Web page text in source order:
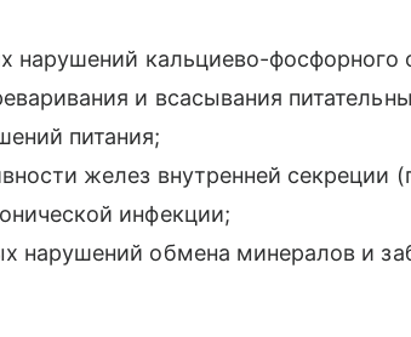
нарушений кальциево-фосфорного
и всасывания
питания;
желез внутренней секреции
инфекции;
нарушений обмена минералов и